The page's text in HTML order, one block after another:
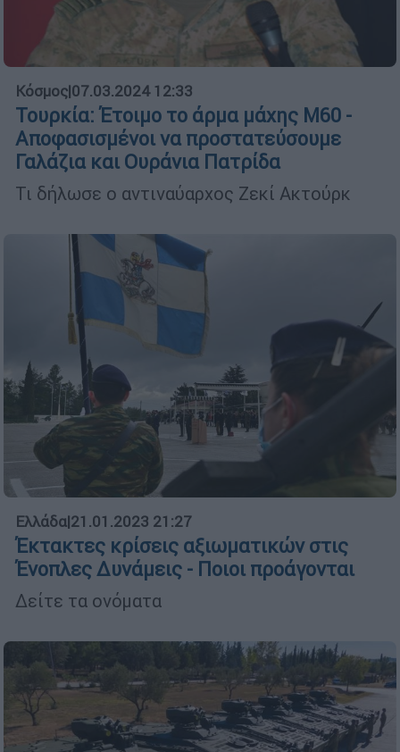
Κόσμος|07.03.2024 12:33
Τουρκία: Έτοιμο το άρμα μάχης Μ60 -
Αποφασισμένοι να προστατεύσουμε
Γαλάζια και Ουράνια Πατρίδα
Τι δήλωσε ο αντιναύαρχος Ζεκί Ακτούρκ
Ελλάδα|21.01.2023 21:27
Έκτακτες κρίσεις αξιωματικών στις
Ένοπλες Δυνάμεις - Ποιοι προάγονται
Δείτε τα ονόματα